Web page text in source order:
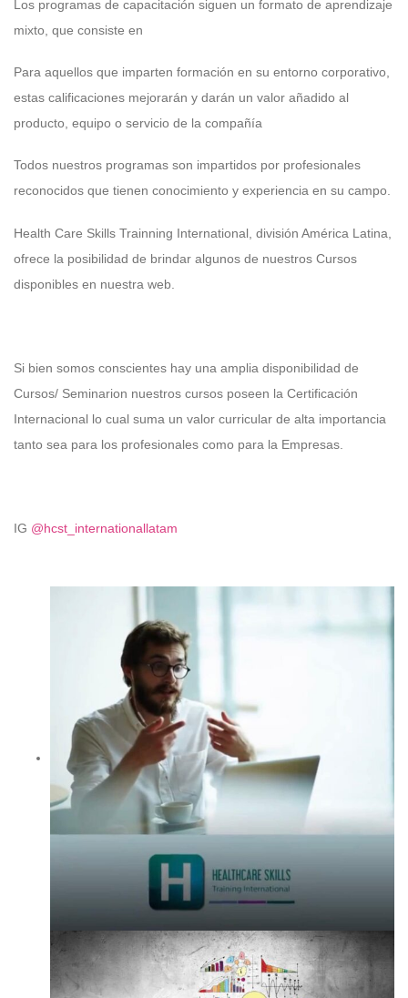
Los programas de capacitación siguen un formato de aprendizaje
mixto, que consiste en
Para aquellos que imparten formación en su entorno corporativo,
estas calificaciones mejorarán y darán un valor añadido al
producto, equipo o servicio de la compañía
Todos nuestros programas son impartidos por profesionales
reconocidos que tienen conocimiento y experiencia en su campo.
Health Care Skills Trainning International, división América Latina,
ofrece la posibilidad de brindar algunos de nuestros Cursos
disponibles en nuestra web.
Si bien somos conscientes hay una amplia disponibilidad de
Cursos/ Seminarion nuestros cursos poseen la Certificación
Internacional lo cual suma un valor curricular de alta importancia
tanto sea para los profesionales como para la Empresas.
IG @hcst_internationallatam